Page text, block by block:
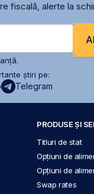
fiscală, alerte la
știri pe:
Telegram
PRODUSE ȘI
Titluri de stat
Opțiuni de
Opțiuni de
Swap rates